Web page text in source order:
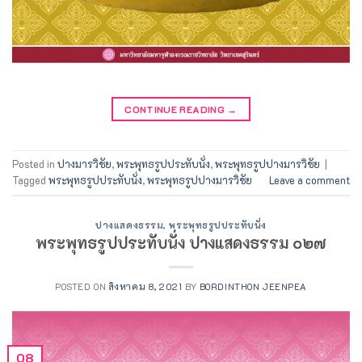
CONTINUE READING →
Posted in ปางมารวิชัย,พระพุทธรูปประทับนั่ง,พระพุทธรูปปางมารวิชัย
Tagged พระพุทธรูปประทับนั่ง,พระพุทธรูปปางมารวิชัย Leave a comment
ปางแสดงธรรม,พระพุทธรูปประทับนั่ง
พระพุทธรูปประทับนั่ง ปางแสดงธรรม ๐๒๗
POSTED ON สิงหาคม 8, 2021 BY BORDINTHON JEENPEA
08